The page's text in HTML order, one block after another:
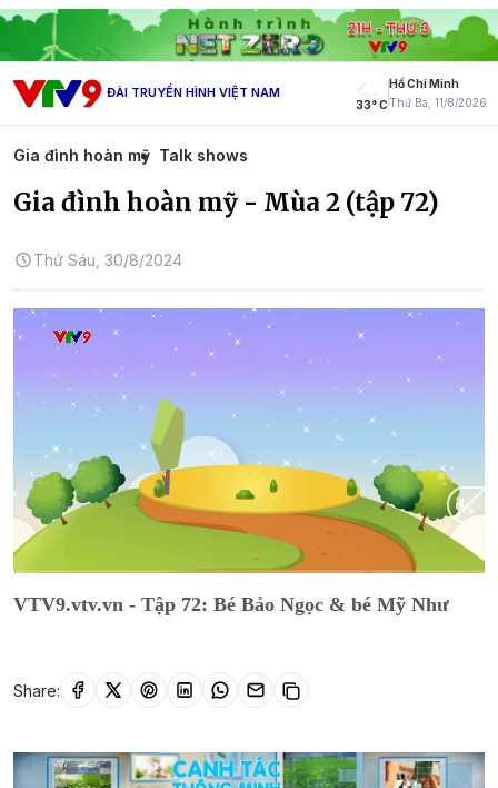
ĐÀI TRUYỀN HÌNH VIỆT NAM
33° C
Hồ Chí Minh
Thứ Ba, 11/8/2026
Gia đình hoàn mỹ Talk shows
Gia đình hoàn mỹ - Mùa 2 (tập 72)
Thứ Sáu, 30/8/2024
VTV9.vtv.vn - Tập 72: Bé Bảo Ngọc & bé Mỹ Như
Share: